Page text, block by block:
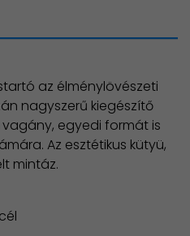
az élménylövészeti
nagyszerű kiegészítő
egyedi formát is
Az esztétikus kütyü,
mintáz.